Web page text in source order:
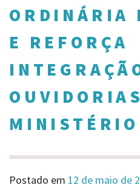
ORDINÁRIA
E REFORÇA
Postado em 12 de maio de